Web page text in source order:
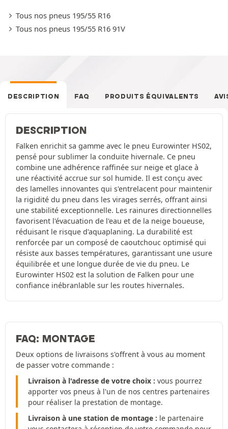
Tous nos pneus 195/55 R16
Tous nos pneus 195/55 R16 91V
DESCRIPTION FAQ PRODUITS ÉQUIVALENTS
DESCRIPTION
Falken enrichit sa gamme avec le pneu Eurowinter HS02,
pensé pour sublimer la conduite hivernale. Ce pneu
combine une adhérence raffinée sur neige et glace à
une réactivité accrue sur sol humide. Il est conçu avec
des lamelles innovantes qui s'entrelacent pour maintenir
la rigidité du pneu dans les virages serrés, offrant ainsi
une stabilité exceptionnelle. Les rainures directionnelles
favorisent l'évacuation de l'eau et de la neige boueuse,
réduisant le risque d'aquaplaning. La durabilité est
renforcée par un composé de caoutchouc optimisé qui
résiste aux basses températures, garantissant une usure
équilibrée et une longue durée de vie du pneu. Le
Eurowinter HS02 est la solution de Falken pour une
confiance inébranlable sur les routes hivernales.
FAQ: MONTAGE
Deux options de livraisons s'offrent à vous au moment
de passer votre commande :
Livraison à l'adresse de votre choix : vous pourrez
apporter vos pneus à l'un de nos centres partenaires
pour réaliser la prestation de montage.
Livraison à une station de montage : le partenaire